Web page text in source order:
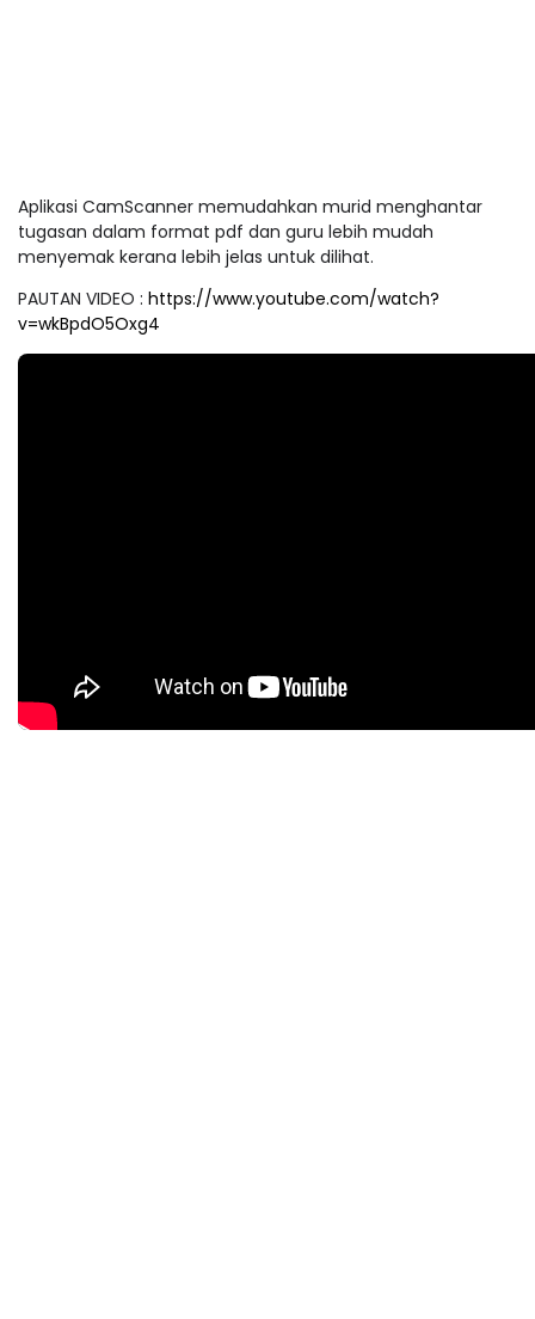
Aplikasi CamScanner memudahkan murid menghantar
tugasan dalam format pdf dan guru lebih mudah
menyemak kerana lebih jelas untuk dilihat.
PAUTAN VIDEO : https://www.youtube.com/watch?
v=wkBpdO5Oxg4